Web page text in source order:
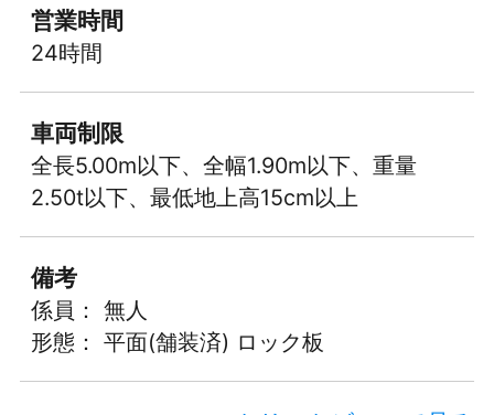
営業時間
24時間
車両制限
全長5.00m以下、全幅1.90m以下、重量
2.50t以下、最低地上高15cm以上
備考
係員： 無人
形態： 平面(舗装済) ロック板